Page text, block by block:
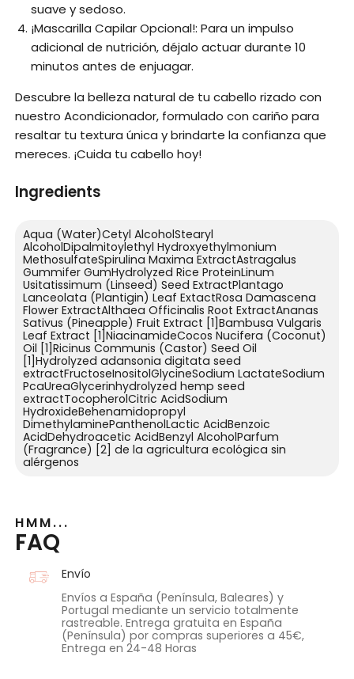
suave y sedoso.
¡Mascarilla Capilar Opcional!: Para un impulso
adicional de nutrición, déjalo actuar durante 10
minutos antes de enjuagar.
Descubre la belleza natural de tu cabello rizado con
nuestro Acondicionador, formulado con cariño para
resaltar tu textura única y brindarte la confianza que
mereces. ¡Cuida tu cabello hoy!
Ingredients
Aqua (Water)Cetyl AlcoholStearyl
AlcoholDipalmitoylethyl Hydroxyethylmonium
MethosulfateSpirulina Maxima ExtractAstragalus
Gummifer GumHydrolyzed Rice ProteinLinum
Usitatissimum (Linseed) Seed ExtractPlantago
Lanceolata (Plantigin) Leaf ExtactRosa Damascena
Flower ExtractAlthaea Officinalis Root ExtractAnanas
Sativus (Pineapple) Fruit Extract [1]Bambusa Vulgaris
Leaf Extract [1]NiacinamideCocos Nucifera (Coconut)
Oil [1]Ricinus Communis (Castor) Seed Oil
[1]Hydrolyzed adansonia digitata seed
extractFructoseInositolGlycineSodium LactateSodium
PcaUreaGlycerinhydrolyzed hemp seed
extractTocopherolCitric AcidSodium
HydroxideBehenamidopropyl
DimethylaminePanthenolLactic AcidBenzoic
AcidDehydroacetic AcidBenzyl AlcoholParfum
(Fragrance) [2] de la agricultura ecológica sin
alérgenos
HMM...
FAQ
Envío
Envíos a España (Península, Baleares) y
Portugal mediante un servicio totalmente
rastreable. Entrega gratuita en España
(Península) por compras superiores a 45€,
Entrega en 24-48 Horas